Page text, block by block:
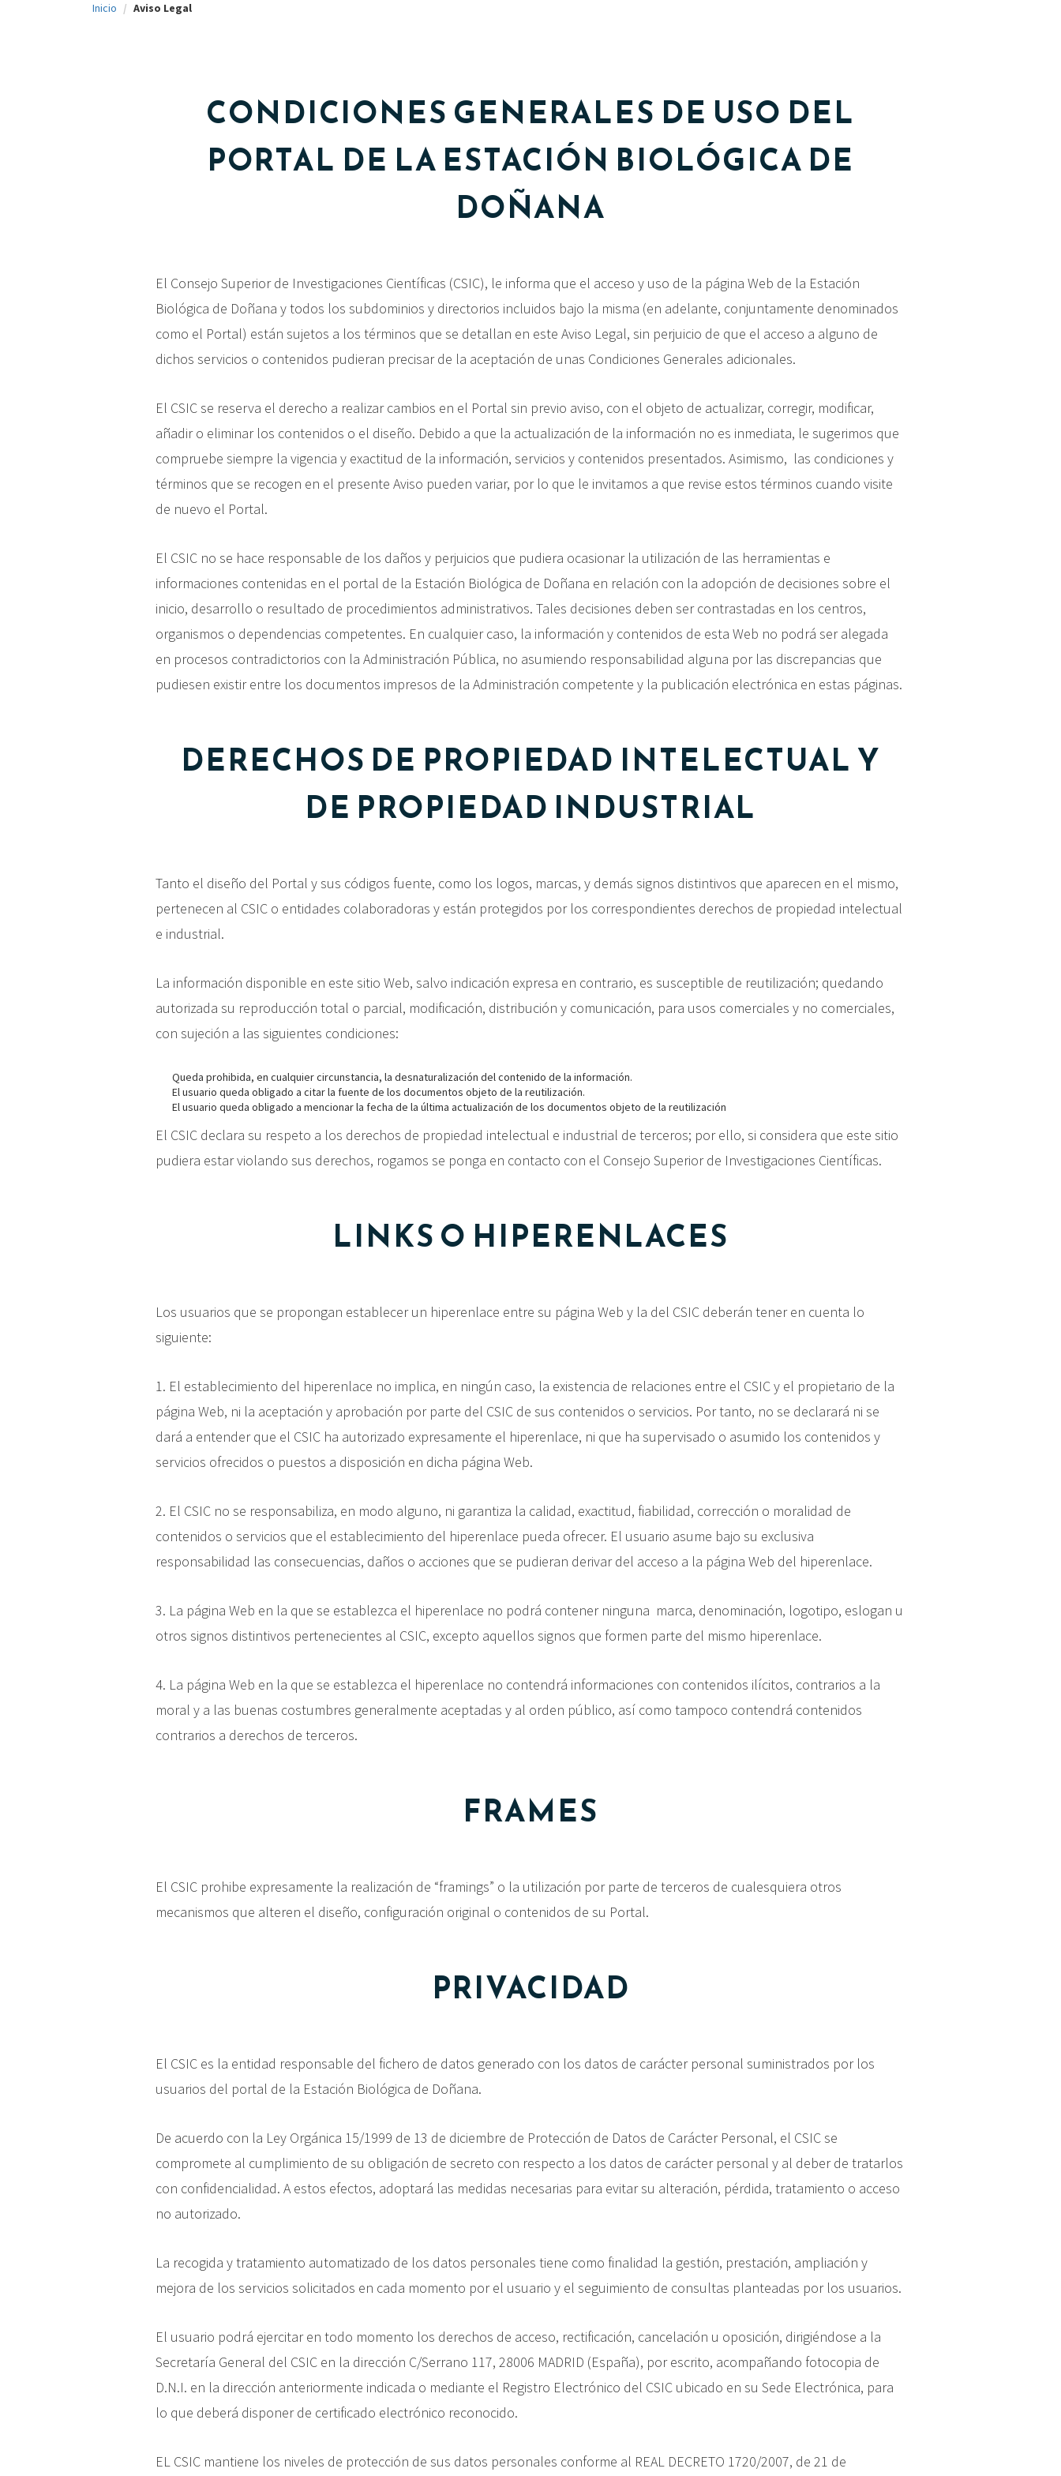
Inicio Aviso Legal
CONDICIONES GENERALES DE USO DEL
PORTAL DE LA ESTACIÓN BIOLÓGICA DE
DOÑANA
El Consejo Superior de Investigaciones Científicas (CSIC), le informa que el acceso y uso de la página Web de la Estación
Biológica de Doñana y todos los subdominios y directorios incluidos bajo la misma (en adelante, conjuntamente denominados
como el Portal) están sujetos a los términos que se detallan en este Aviso Legal, sin perjuicio de que el acceso a alguno de
dichos servicios o contenidos pudieran precisar de la aceptación de unas Condiciones Generales adicionales.
El CSIC se reserva el derecho a realizar cambios en el Portal sin previo aviso, con el objeto de actualizar, corregir, modificar,
añadir o eliminar los contenidos o el diseño. Debido a que la actualización de la información no es inmediata, le sugerimos que
compruebe siempre la vigencia y exactitud de la información, servicios y contenidos presentados. Asimismo, las condiciones y
términos que se recogen en el presente Aviso pueden variar, por lo que le invitamos a que revise estos términos cuando visite
de nuevo el Portal.
El CSIC no se hace responsable de los daños y perjuicios que pudiera ocasionar la utilización de las herramientas e
informaciones contenidas en el portal de la Estación Biológica de Doñana en relación con la adopción de decisiones sobre el
inicio, desarrollo o resultado de procedimientos administrativos. Tales decisiones deben ser contrastadas en los centros,
organismos o dependencias competentes. En cualquier caso, la información y contenidos de esta Web no podrá ser alegada
en procesos contradictorios con la Administración Pública, no asumiendo responsabilidad alguna por las discrepancias que
pudiesen existir entre los documentos impresos de la Administración competente y la publicación electrónica en estas páginas.
DERECHOS DE PROPIEDAD INTELECTUAL Y
DE PROPIEDAD INDUSTRIAL
Tanto el diseño del Portal y sus códigos fuente, como los logos, marcas, y demás signos distintivos que aparecen en el mismo,
pertenecen al CSIC o entidades colaboradoras y están protegidos por los correspondientes derechos de propiedad intelectual
e industrial.
La información disponible en este sitio Web, salvo indicación expresa en contrario, es susceptible de reutilización; quedando
autorizada su reproducción total o parcial, modificación, distribución y comunicación, para usos comerciales y no comerciales,
con sujeción a las siguientes condiciones:
Queda prohibida, en cualquier circunstancia, la desnaturalización del contenido de la información.
El usuario queda obligado a citar la fuente de los documentos objeto de la reutilización.
El usuario queda obligado a mencionar la fecha de la última actualización de los documentos objeto de la reutilización
El CSIC declara su respeto a los derechos de propiedad intelectual e industrial de terceros; por ello, si considera que este sitio
pudiera estar violando sus derechos, rogamos se ponga en contacto con el Consejo Superior de Investigaciones Científicas.
LINKS O HIPERENLACES
Los usuarios que se propongan establecer un hiperenlace entre su página Web y la del CSIC deberán tener en cuenta lo
siguiente:
1. El establecimiento del hiperenlace no implica, en ningún caso, la existencia de relaciones entre el CSIC y el propietario de la
página Web, ni la aceptación y aprobación por parte del CSIC de sus contenidos o servicios. Por tanto, no se declarará ni se
dará a entender que el CSIC ha autorizado expresamente el hiperenlace, ni que ha supervisado o asumido los contenidos y
servicios ofrecidos o puestos a disposición en dicha página Web.
2. El CSIC no se responsabiliza, en modo alguno, ni garantiza la calidad, exactitud, fiabilidad, corrección o moralidad de
contenidos o servicios que el establecimiento del hiperenlace pueda ofrecer. El usuario asume bajo su exclusiva
responsabilidad las consecuencias, daños o acciones que se pudieran derivar del acceso a la página Web del hiperenlace.
3. La página Web en la que se establezca el hiperenlace no podrá contener ninguna marca, denominación, logotipo, eslogan u
otros signos distintivos pertenecientes al CSIC, excepto aquellos signos que formen parte del mismo hiperenlace.
4. La página Web en la que se establezca el hiperenlace no contendrá informaciones con contenidos ilícitos, contrarios a la
moral y a las buenas costumbres generalmente aceptadas y al orden público, así como tampoco contendrá contenidos
contrarios a derechos de terceros.
FRAMES
El CSIC prohibe expresamente la realización de “framings” o la utilización por parte de terceros de cualesquiera otros
mecanismos que alteren el diseño, configuración original o contenidos de su Portal.
PRIVACIDAD
El CSIC es la entidad responsable del fichero de datos generado con los datos de carácter personal suministrados por los
usuarios del portal de la Estación Biológica de Doñana.
De acuerdo con la Ley Orgánica 15/1999 de 13 de diciembre de Protección de Datos de Carácter Personal, el CSIC se
compromete al cumplimiento de su obligación de secreto con respecto a los datos de carácter personal y al deber de tratarlos
con confidencialidad. A estos efectos, adoptará las medidas necesarias para evitar su alteración, pérdida, tratamiento o acceso
no autorizado.
La recogida y tratamiento automatizado de los datos personales tiene como finalidad la gestión, prestación, ampliación y
mejora de los servicios solicitados en cada momento por el usuario y el seguimiento de consultas planteadas por los usuarios.
El usuario podrá ejercitar en todo momento los derechos de acceso, rectificación, cancelación u oposición, dirigiéndose a la
Secretaría General del CSIC en la dirección C/Serrano 117, 28006 MADRID (España), por escrito, acompañando fotocopia de
D.N.I. en la dirección anteriormente indicada o mediante el Registro Electrónico del CSIC ubicado en su Sede Electrónica, para
lo que deberá disponer de certificado electrónico reconocido.
EL CSIC mantiene los niveles de protección de sus datos personales conforme al REAL DECRETO 1720/2007, de 21 de